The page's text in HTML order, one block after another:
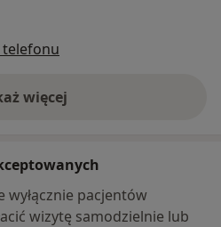
więcej
o adresie
wyłącznie pacjentów
wizytę samodzielnie lub